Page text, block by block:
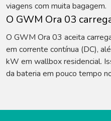
viagens com muita bagagem.
O GWM Ora 03
O GWM Ora 03 aceita
em corrente contínua (DC),
kW em wallbox residencial.
da bateria em pouco tempo